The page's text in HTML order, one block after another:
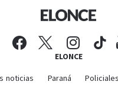
ELONCE
noticias Paraná Policiales